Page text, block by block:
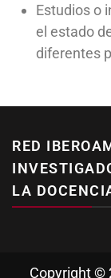
Estudios o
el estado
diferentes
RED
LA
Copyright ©